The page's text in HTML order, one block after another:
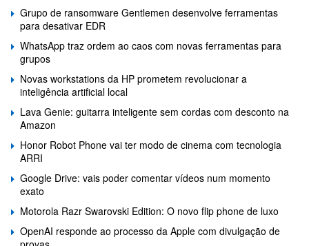
Grupo de ransomware Gentlemen desenvolve ferramentas
para desativar EDR
WhatsApp traz ordem ao caos com novas ferramentas para
grupos
Novas workstations da HP prometem revolucionar a
inteligência artificial local
Lava Genie: guitarra inteligente sem cordas com desconto na
Amazon
Honor Robot Phone vai ter modo de cinema com tecnologia
ARRI
Google Drive: vais poder comentar vídeos num momento
exato
Motorola Razr Swarovski Edition: O novo flip phone de luxo
OpenAI responde ao processo da Apple com divulgação de